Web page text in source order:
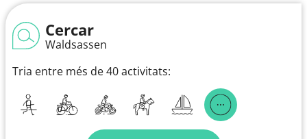
Cercar
Waldsassen
Tria entre més de 40 activitats: